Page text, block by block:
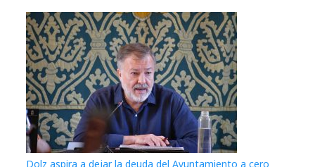
Dolz aspira a dejar la deuda del Ayuntamiento a cero